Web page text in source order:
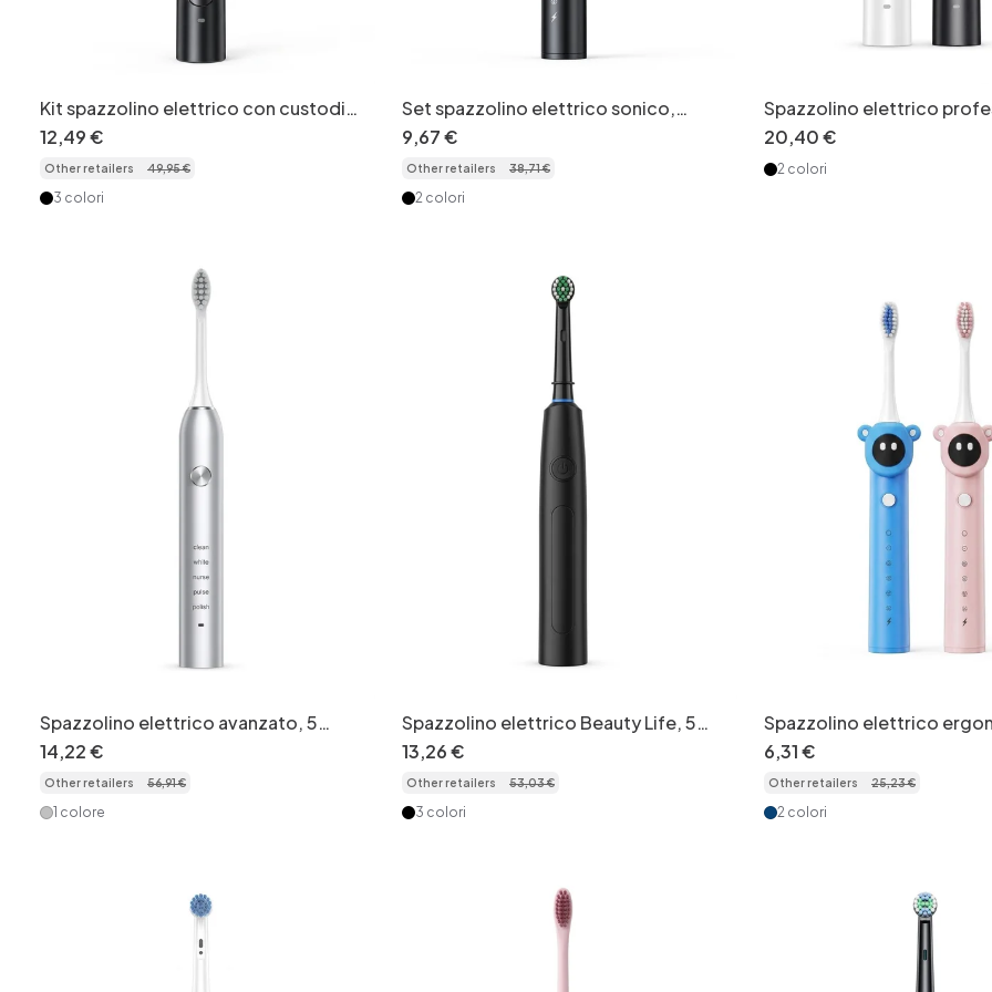
Kit spazzolino elettrico con custodia
da viaggio, testine multiple e pulisci
lingua.
12,49€
Other retailers 49,95€
3 colori
Set spazzolino elettrico sonico,
custodia da viaggio, testine di
ricambio, pulisci lingua
9,67€
Other retailers 38,71€
2 colori
Spazzolino elettrico
Beauty Life, pulizia
testine
20,40€
2 colori
Spazzolino elettrico avanzato, 5
modalità, 40000 colpi/minuto, 8
testine
14,22€
Other retailers 56,91€
1 colore
Spazzolino elettrico Beauty Life, 5
modalità di pulizia, setole morbide
13,26€
Other retailers 53,03€
3 colori
Spazzolino elettrico
bambini con timer
morbide e 8 testine.
6,31€
Other retailers 25,23€
2 colori